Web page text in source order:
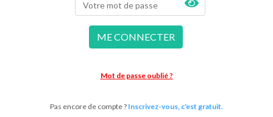
ME CONNECTER
Mot de passe oublié ?
Pas encore de compte ? Inscrivez-vous, c'est gratuit.